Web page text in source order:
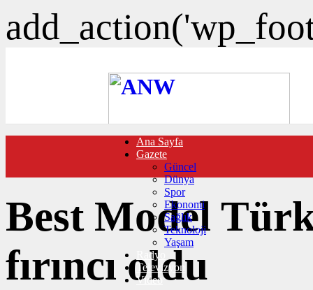
FOTO GALERİ
VIDEO GALERİ
TRAFİK DURUMU
NÖBETÇİ ECZANELER
CANLI SONUÇLAR
HABER GÖNDER
BURÇLAR
İLETİŞİM
Ana Sayfa
Gazete
Güncel
Dünya
Spor
Ekonomi
Sağlık
Teknoloji
Yaşam
Radyo
Televizyon
Video
Best Model
fırıncı oldu